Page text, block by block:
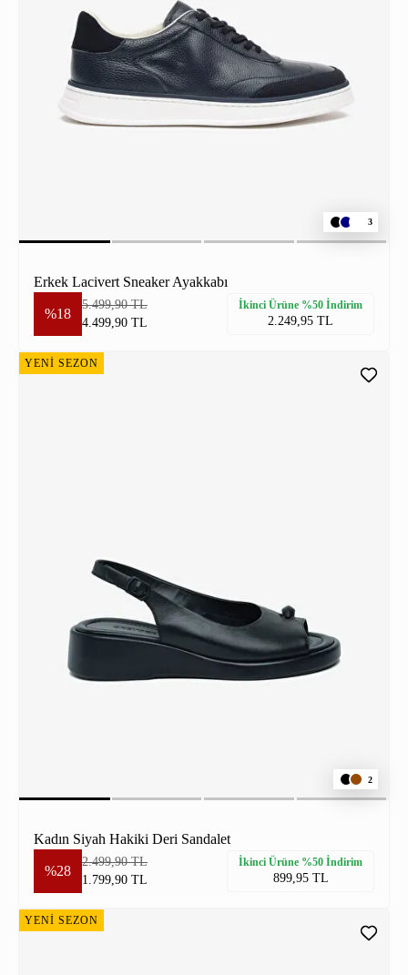
3
Erkek Lacivert Sneaker Ayakkabı
%18
5.499,90 TL
4.499,90 TL
İkinci Ürüne %50 İndirim
2.249,95 TL
YENİ SEZON
2
Kadın Siyah Hakiki Deri Sandalet
%28
2.499,90 TL
1.799,90 TL
İkinci Ürüne %50 İndirim
899,95 TL
YENİ SEZON